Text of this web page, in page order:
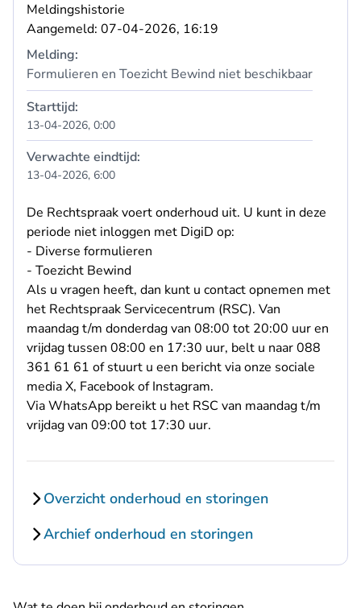
Meldingshistorie
Aangemeld: 07-04-2026, 16:19
Melding:
Formulieren en Toezicht Bewind niet beschikbaar
Starttijd:
13-04-2026, 0:00
Verwachte eindtijd:
13-04-2026, 6:00
De Rechtspraak voert onderhoud uit. U kunt in deze
periode niet inloggen met DigiD op:
- Diverse formulieren
- Toezicht Bewind
Als u vragen heeft, dan kunt u contact opnemen met
het Rechtspraak Servicecentrum (RSC). Van
maandag t/m donderdag van 08:00 tot 20:00 uur en
vrijdag tussen 08:00 en 17:30 uur, belt u naar 088
361 61 61 of stuurt u een bericht via onze sociale
mediaX, FacebookofInstagram.
ViaWhatsApp bereikt u het RSC van maandag t/m
vrijdag van 09:00 tot 17:30 uur.
Overzicht onderhoud en storingen
Archief onderhoud en storingen